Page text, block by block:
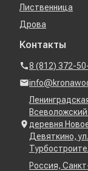
Лиственница
Дрова
Контакты
8 (812) 372-
деревня
Девяткино, ул.
Россия,